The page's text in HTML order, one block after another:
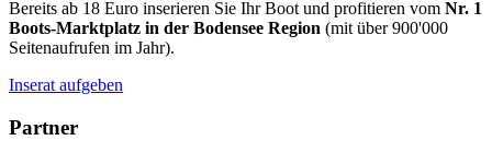
Bereits ab 18 Euro inserieren Sie Ihr Boot und profitieren vom Nr. 1
Boots-Marktplatz in der Bodensee Region (mit über 900'000
Seitenaufrufen im Jahr).
Inserat aufgeben
Partner